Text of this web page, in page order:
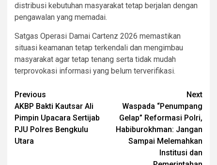
distribusi kebutuhan masyarakat tetap berjalan dengan
pengawalan yang memadai.
Satgas Operasi Damai Cartenz 2026 memastikan
situasi keamanan tetap terkendali dan mengimbau
masyarakat agar tetap tenang serta tidak mudah
terprovokasi informasi yang belum terverifikasi.
Post
navigation
Previous
AKBP Bakti Kautsar Ali
Pimpin Upacara Sertijab
PJU Polres Bengkulu
Utara
Next
Waspada “Penumpang
Gelap” Reformasi Polri,
Habiburokhman: Jangan
Sampai Melemahkan
Institusi dan